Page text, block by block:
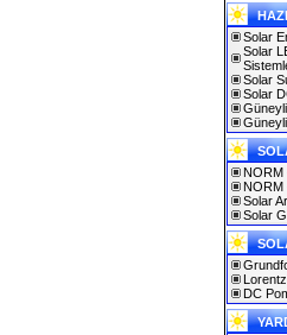
Solar
Solar
Solar
Solar
NORM
NORM
Solar
Solar
DC